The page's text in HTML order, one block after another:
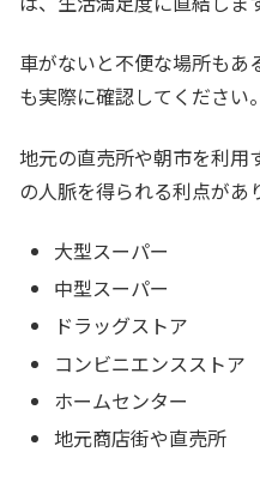
車がないと不便な場所もあ
も実際に確認してください。
地元の直売所や朝市を利用
の人脈を得られる利点があ
大型スーパー
中型スーパー
ドラッグストア
コンビニエンスストア
ホームセンター
地元商店街や直売所